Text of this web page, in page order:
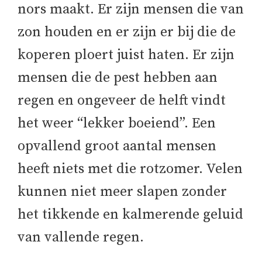
nors maakt. Er zijn mensen die van
zon houden en er zijn er bij die de
koperen ploert juist haten. Er zijn
mensen die de pest hebben aan
regen en ongeveer de helft vindt
het weer “lekker boeiend”. Een
opvallend groot aantal mensen
heeft niets met die rotzomer. Velen
kunnen niet meer slapen zonder
het tikkende en kalmerende geluid
van vallende regen.